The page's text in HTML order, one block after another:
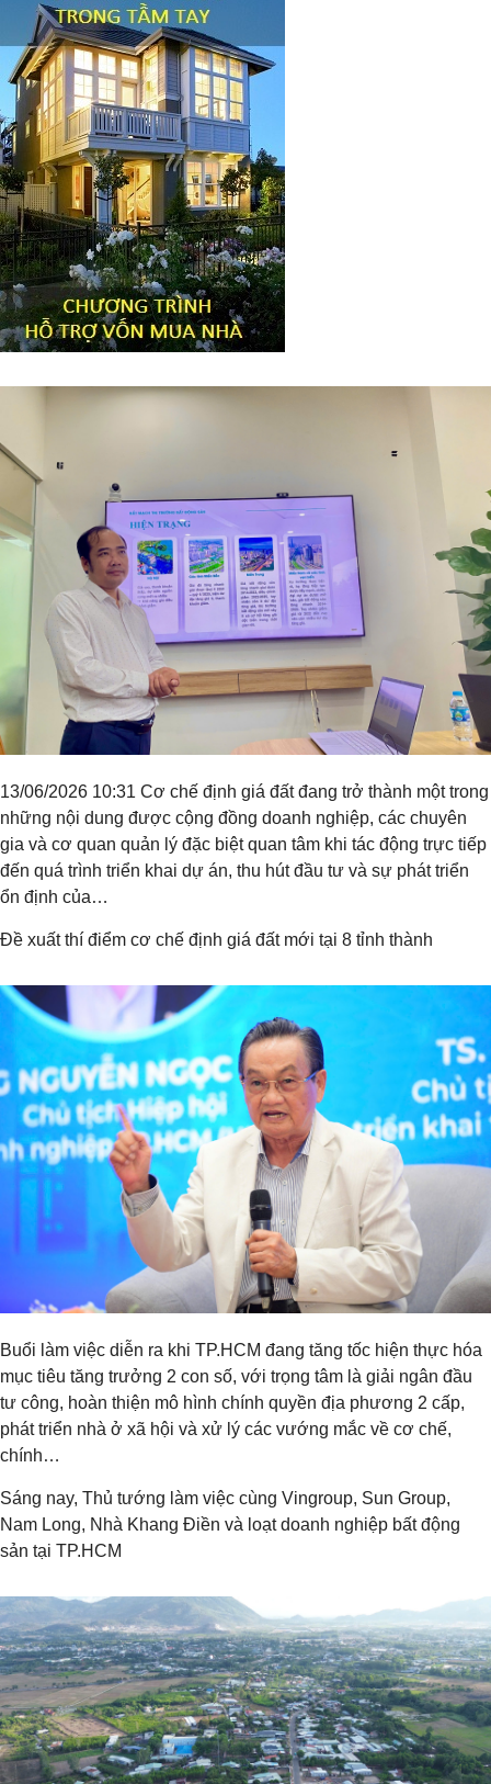
13/06/2026 10:31 Cơ chế định giá đất đang trở thành một trong
những nội dung được cộng đồng doanh nghiệp, các chuyên
gia và cơ quan quản lý đặc biệt quan tâm khi tác động trực tiếp
đến quá trình triển khai dự án, thu hút đầu tư và sự phát triển
ổn định của…
Đề xuất thí điểm cơ chế định giá đất mới tại 8 tỉnh thành
Buổi làm việc diễn ra khi TP.HCM đang tăng tốc hiện thực hóa
mục tiêu tăng trưởng 2 con số, với trọng tâm là giải ngân đầu
tư công, hoàn thiện mô hình chính quyền địa phương 2 cấp,
phát triển nhà ở xã hội và xử lý các vướng mắc về cơ chế,
chính…
Sáng nay, Thủ tướng làm việc cùng Vingroup, Sun Group,
Nam Long, Nhà Khang Điền và loạt doanh nghiệp bất động
sản tại TP.HCM